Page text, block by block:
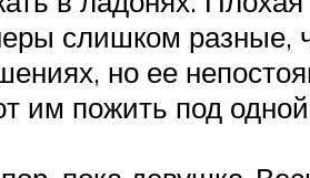
слишком разные,
но ее
им пожить под